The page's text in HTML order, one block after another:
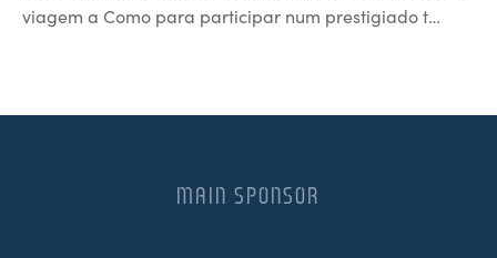
viagem a Como para participar num prestigiado t…
MAIN SPONSOR